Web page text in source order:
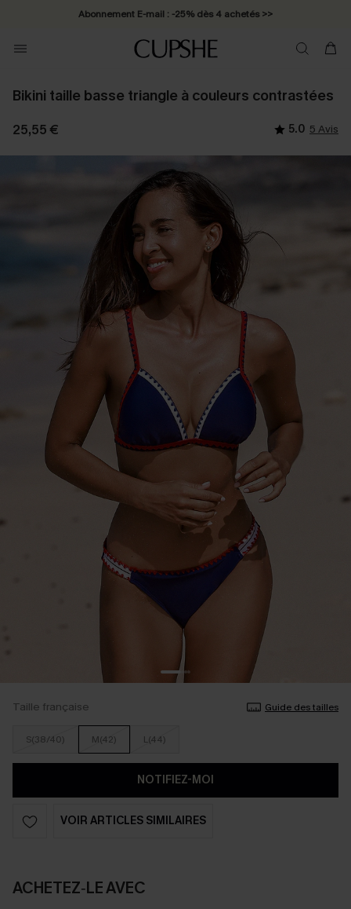
Abonnement E-mail : -25% dès 4 achetés >>
Bikini taille basse triangle à couleurs contrastées
25,55 € 5.0 5 Avis
Taille française Guide des tailles
S(38/40) M(42) L(44)
NOTIFIEZ-MOI
VOIR ARTICLES SIMILAIRES
ACHETEZ‑LE AVEC